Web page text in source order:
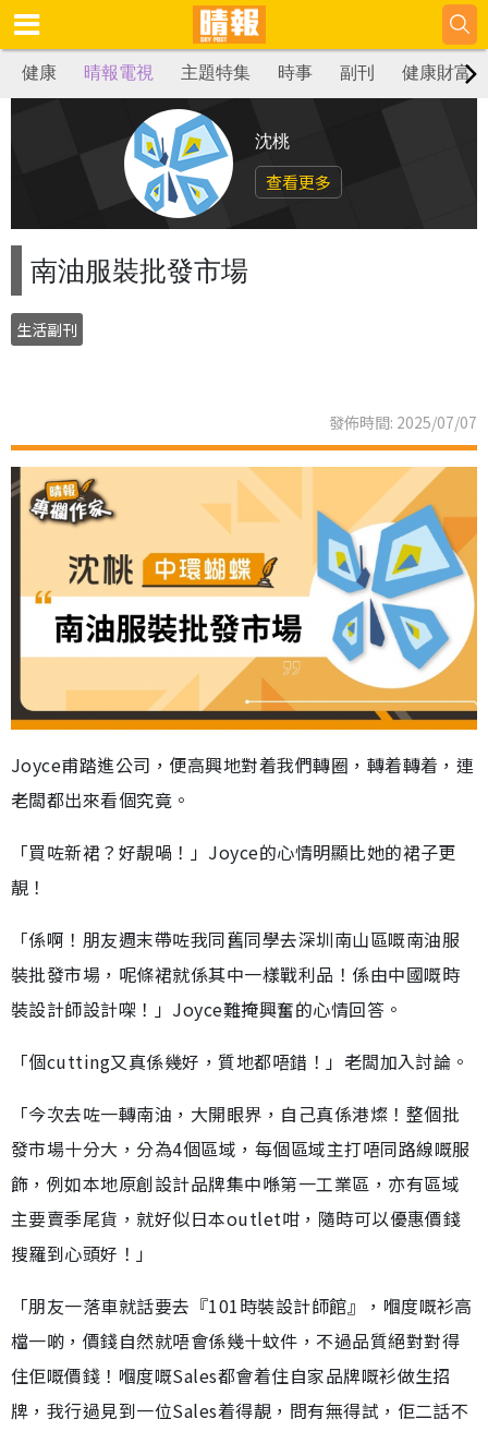
健康 晴報電視 主題特集 時事 副刊 健康財富
沈桃
查看更多
南油服裝批發市場
生活副刊
發佈時間: 2025/07/07
Joyce甫踏進公司，便高興地對着我們轉圈，轉着轉着，連
老闆都出來看個究竟。
「買咗新裙？好靚喎！」Joyce的心情明顯比她的裙子更
靚！
「係啊！朋友週末帶咗我同舊同學去深圳南山區嘅南油服
裝批發市場，呢條裙就係其中一樣戰利品！係由中國嘅時
裝設計師設計㗎！」Joyce難掩興奮的心情回答。
「個cutting又真係幾好，質地都唔錯！」老闆加入討論。
「今次去咗一轉南油，大開眼界，自己真係港燦！整個批
發市場十分大，分為4個區域，每個區域主打唔同路線嘅服
飾，例如本地原創設計品牌集中喺第一工業區，亦有區域
主要賣季尾貨，就好似日本outlet咁，隨時可以優惠價錢
搜羅到心頭好！」
「朋友一落車就話要去『101時裝設計師館』，嗰度嘅衫高
檔一啲，價錢自然就唔會係幾十蚊件，不過品質絕對對得
住佢嘅價錢！嗰度嘅Sales都會着住自家品牌嘅衫做生招
牌，我行過見到一位Sales着得靚，問有無得試，佢二話不